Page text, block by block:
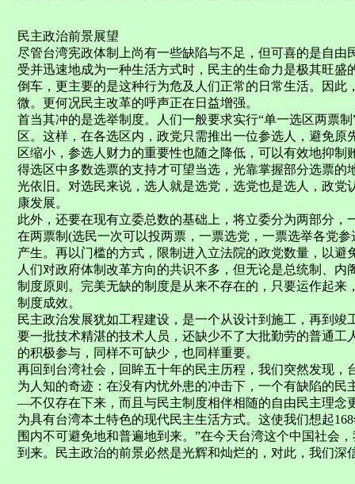
民主政治前景展望
尽管台湾宪政体制上尚有一些缺陷与不足，但可喜的是自
受并迅速地成为一种生活方式时，民主的生命力是极其旺
倒车，更主要的是这种行为危及人们正常的日常生活。因
微。更何况民主改革的呼声正在日益增强。
首当其冲的是选举制度。人们一般要求实行“单一选区两票
区。这样，在各选区内，政党只需推出一位参选人，避免
区缩小，参选人财力的重要性也随之降低，可以有效地抑
得选区中多数选票的支持才可望当选，光靠掌握部分选票
光依旧。对选民来说，选人就是选党，选党也是选人，政
康发展。
此外，还要在现有立委总数的基础上，将立委分为两部分
在两票制(选民一次可以投两票，一票选党，一票选举各党
产生。再以门槛的方式，限制进入立法院的政党数量，以避
人们对政府体制改革方向的共识不多，但无论是总统制、
制度原则。完美无缺的制度是从来不存在的，只要运作起
制度成效。
民主政治发展犹如工程建设，是一个从设计到施工，再到
要一批技术精湛的技术人员，还缺少不了大批勤劳的普通
的积极参与，同样不可缺少，也同样重要。
再回到台湾社会，回眸五十年的民主历程，我们突然发现
为人知的奇迹：在没有内忧外患的冲击下，一个有缺陷的
—不仅存在下来，而且与民主制度相伴相随的自由民主理念
为具有台湾本土特色的现代民主生活方式。这使我们想起
围内不可避免地和普遍地到来。”在今天台湾这个中国社会
到来。民主政治的前景必然是光辉和灿烂的，对此，我们深